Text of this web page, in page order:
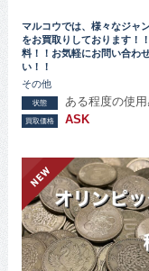
マルコウでは、様々なジャ
をお買取りしております！
料！！お気軽にお問い合わ
い！！
その他
状態 ある程度の使用
買取価格 ASK